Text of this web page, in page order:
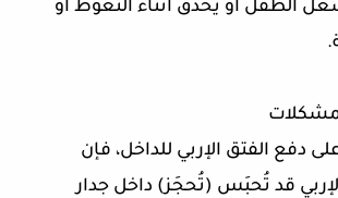
الطفل أو يحذق أثناء التغوط أو
دفع الفتق الإربي للداخل، فإن
قد تُحبَس (تُحجَز) داخل جدار